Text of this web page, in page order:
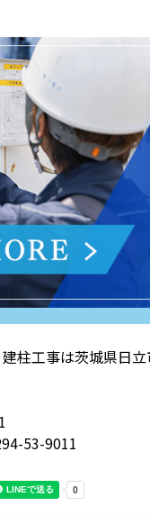
柱工事は茨城県日
53-9011